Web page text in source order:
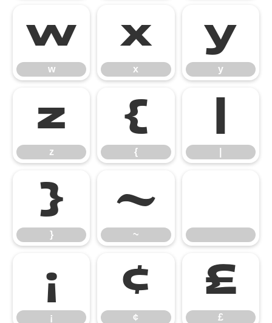
w
w
x
x
y
y
z
z
{
{
}
}
~
~
¡
¡
¢
¢
£
£